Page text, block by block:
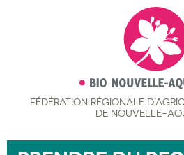
FÉDÉRATION RÉGIONALE
DE NOUVELLE-